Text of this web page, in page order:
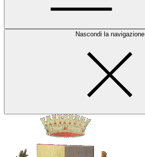
Nascondi la navigazione